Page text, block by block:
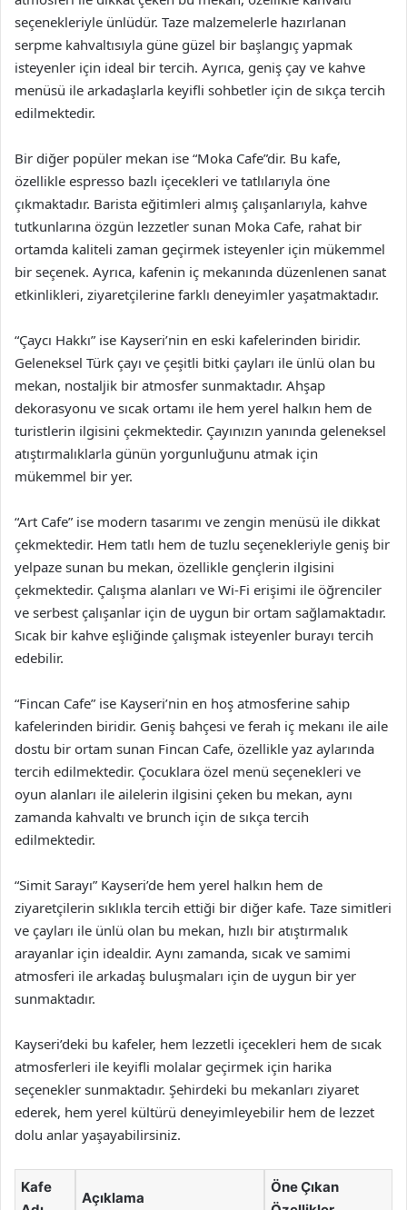
seçenekleriyle ünlüdür. Taze malzemelerle hazırlanan
serpme kahvaltısıyla güne güzel bir başlangıç yapmak
isteyenler için ideal bir tercih. Ayrıca, geniş çay ve kahve
menüsü ile arkadaşlarla keyifli sohbetler için de sıkça tercih
edilmektedir.
Bir diğer popüler mekan ise “Moka Cafe”dir. Bu kafe,
özellikle espresso bazlı içecekleri ve tatlılarıyla öne
çıkmaktadır. Barista eğitimleri almış çalışanlarıyla, kahve
tutkunlarına özgün lezzetler sunan Moka Cafe, rahat bir
ortamda kaliteli zaman geçirmek isteyenler için mükemmel
bir seçenek. Ayrıca, kafenin iç mekanında düzenlenen sanat
etkinlikleri, ziyaretçilerine farklı deneyimler yaşatmaktadır.
“Çaycı Hakkı” ise Kayseri’nin en eski kafelerinden biridir.
Geleneksel Türk çayı ve çeşitli bitki çayları ile ünlü olan bu
mekan, nostaljik bir atmosfer sunmaktadır. Ahşap
dekorasyonu ve sıcak ortamı ile hem yerel halkın hem de
turistlerin ilgisini çekmektedir. Çayınızın yanında geleneksel
atıştırmalıklarla günün yorgunluğunu atmak için
mükemmel bir yer.
“Art Cafe” ise modern tasarımı ve zengin menüsü ile dikkat
çekmektedir. Hem tatlı hem de tuzlu seçenekleriyle geniş bir
yelpaze sunan bu mekan, özellikle gençlerin ilgisini
çekmektedir. Çalışma alanları ve Wi-Fi erişimi ile öğrenciler
ve serbest çalışanlar için de uygun bir ortam sağlamaktadır.
Sıcak bir kahve eşliğinde çalışmak isteyenler burayı tercih
edebilir.
“Fincan Cafe” ise Kayseri’nin en hoş atmosferine sahip
kafelerinden biridir. Geniş bahçesi ve ferah iç mekanı ile aile
dostu bir ortam sunan Fincan Cafe, özellikle yaz aylarında
tercih edilmektedir. Çocuklara özel menü seçenekleri ve
oyun alanları ile ailelerin ilgisini çeken bu mekan, aynı
zamanda kahvaltı ve brunch için de sıkça tercih
edilmektedir.
“Simit Sarayı” Kayseri’de hem yerel halkın hem de
ziyaretçilerin sıklıkla tercih ettiği bir diğer kafe. Taze simitleri
ve çayları ile ünlü olan bu mekan, hızlı bir atıştırmalık
arayanlar için idealdir. Aynı zamanda, sıcak ve samimi
atmosferi ile arkadaş buluşmaları için de uygun bir yer
sunmaktadır.
Kayseri’deki bu kafeler, hem lezzetli içecekleri hem de sıcak
atmosferleri ile keyifli molalar geçirmek için harika
seçenekler sunmaktadır. Şehirdeki bu mekanları ziyaret
ederek, hem yerel kültürü deneyimleyebilir hem de lezzet
dolu anlar yaşayabilirsiniz.
Kafe
Açıklama
Öne Çıkan